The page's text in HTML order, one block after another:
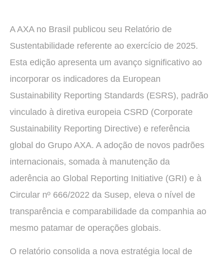
A AXA no Brasil publicou seu Relatório de
Sustentabilidade referente ao exercício de 2025.
Esta edição apresenta um avanço significativo ao
incorporar os indicadores da European
Sustainability Reporting Standards (ESRS), padrão
vinculado à diretiva europeia CSRD (Corporate
Sustainability Reporting Directive) e referência
global do Grupo AXA. A adoção de novos padrões
internacionais, somada à manutenção da
aderência ao Global Reporting Initiative (GRI) e à
Circular nº 666/2022 da Susep, eleva o nível de
transparência e comparabilidade da companhia ao
mesmo patamar de operações globais.
O relatório consolida a nova estratégia local de